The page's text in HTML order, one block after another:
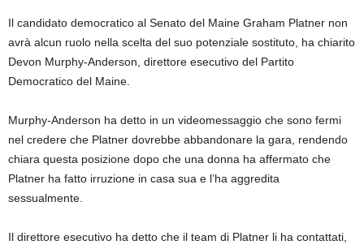
Il candidato democratico al Senato del Maine Graham Platner non
avrà alcun ruolo nella scelta del suo potenziale sostituto, ha chiarito
Devon Murphy-Anderson, direttore esecutivo del Partito
Democratico del Maine.
Murphy-Anderson ha detto in un videomessaggio che sono fermi
nel credere che Platner dovrebbe abbandonare la gara, rendendo
chiara questa posizione dopo che una donna ha affermato che
Platner ha fatto irruzione in casa sua e l’ha aggredita
sessualmente.
Il direttore esecutivo ha detto che il team di Platner li ha contattati,